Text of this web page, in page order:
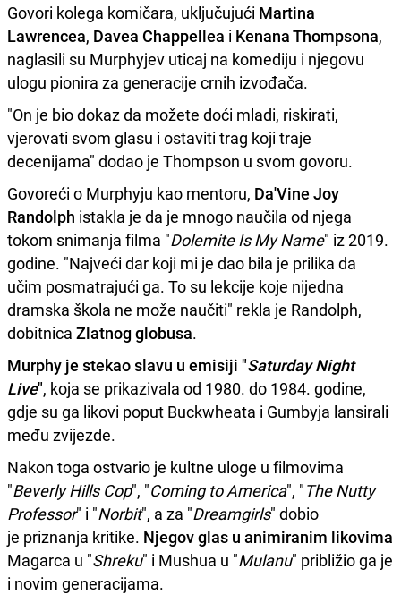
Govori kolega komičara, uključujući Martina
Lawrencea, Davea Chappellea i Kenana Thompsona,
naglasili su Murphyjev uticaj na komediju i njegovu
ulogu pionira za generacije crnih izvođača.
"On je bio dokaz da možete doći mladi, riskirati,
vjerovati svom glasu i ostaviti trag koji traje
decenijama" dodao je Thompson u svom govoru.
Govoreći o Murphyju kao mentoru, Da'Vine Joy
Randolph istakla je da je mnogo naučila od njega
tokom snimanja filma "Dolemite Is My Name" iz 2019.
godine. "Najveći dar koji mi je dao bila je prilika da
učim posmatrajući ga. To su lekcije koje nijedna
dramska škola ne može naučiti" rekla je Randolph,
dobitnica Zlatnog globusa.
Murphy je stekao slavu u emisiji "Saturday Night
Live", koja se prikazivala od 1980. do 1984. godine,
gdje su ga likovi poput Buckwheata i Gumbyja lansirali
među zvijezde.
Nakon toga ostvario je kultne uloge u filmovima
"Beverly Hills Cop", "Coming to America", "The Nutty
Professor" i "Norbit", a za "Dreamgirls" dobio
je priznanja kritike. Njegov glas u animiranim likovima
Magarca u "Shreku" i Mushua u "Mulanu" približio ga je
i novim generacijama.